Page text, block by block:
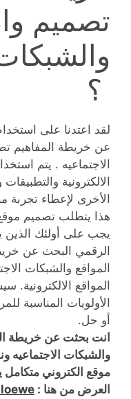
تصميم
؟
لقد اعتدنا على
عن خريطة المفاهيم
الاجتماعيه . يتم
الالكترونية
الأخرى لإعطاء تجربة
هذا يتطلب تصميم
يجب على أولئك
الرقمي البحث عن
المواقع والشبكات
المواقع الالكترونية.
الأولويات المناسبة
أو حل.
انت بحثت عن خريطة
والشبكات
موقع الكتروني
العرض من هنا :